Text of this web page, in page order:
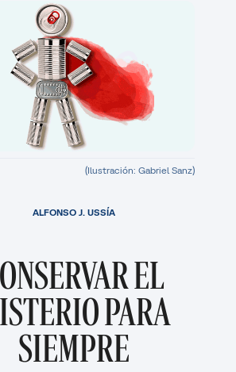
(Ilustración: Gabriel Sanz)
EL
PARA
SIEMPRE
ALFONSO J. USSÍA